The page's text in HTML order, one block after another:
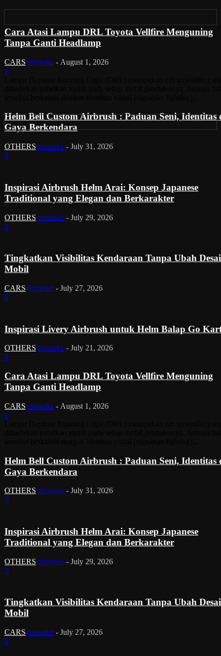
Cara Atasi Lampu DRL Toyota Vellfire Menguning
Tanpa Ganti Headlamp
CARS tinusoke - August 1, 2026
0
Helm Bell Custom Airbrush : Paduan Seni, Identitas
Gaya Berkendara
OTHERS tinusoke - July 31, 2026
0
Inspirasi Airbrush Helm Arai: Konsep Japanese
Traditional yang Elegan dan Berkarakter
OTHERS tinusoke - July 29, 2026
0
Tingkatkan Visibilitas Kendaraan Tanpa Ubah
Mobil
CARS tinusoke - July 27, 2026
0
Inspirasi Livery Airbrush untuk Helm Balap Go
OTHERS tinusoke - July 21, 2026
0
Cara Atasi Lampu DRL Toyota Vellfire Menguning
Tanpa Ganti Headlamp
CARS tinusoke - August 1, 2026
0
Helm Bell Custom Airbrush : Paduan Seni, Identitas
Gaya Berkendara
OTHERS tinusoke - July 31, 2026
0
Inspirasi Airbrush Helm Arai: Konsep Japanese
Traditional yang Elegan dan Berkarakter
OTHERS tinusoke - July 29, 2026
0
Tingkatkan Visibilitas Kendaraan Tanpa Ubah
Mobil
CARS tinusoke - July 27, 2026
0